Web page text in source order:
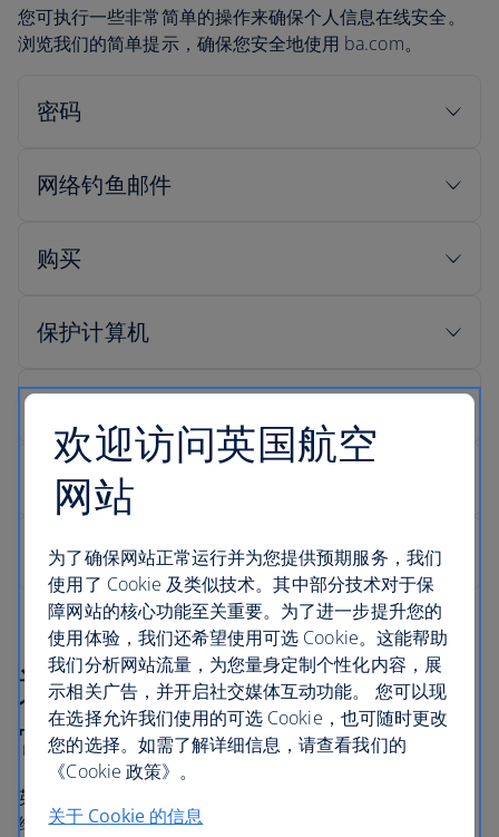
您可执行一些非常简单的操作来确保个人信息在线安全。
浏览我们的简单提示，确保您安全地使用 ba.com。
通过英国航空在线预订非
常便捷
英国航空公司在保证在线支付的安全时，会尽一切努力来
维护客户的机密信息。这包括确保信用卡详细资料和其他
欢迎访问英国航空
网站
为了确保网站正常运行并为您提供预期服务，我们
使用了 Cookie 及类似技术。其中部分技术对于保
障网站的核心功能至关重要。为了进一步提升您的
使用体验，我们还希望使用可选 Cookie。这能帮助
我们分析网站流量，为您量身定制个性化内容，展
示相关广告，并开启社交媒体互动功能。 您可以现
在选择允许我们使用的可选 Cookie，也可随时更改
您的选择。如需了解详细信息，请查看我们的
《Cookie 政策》。
关于 Cookie 的信息